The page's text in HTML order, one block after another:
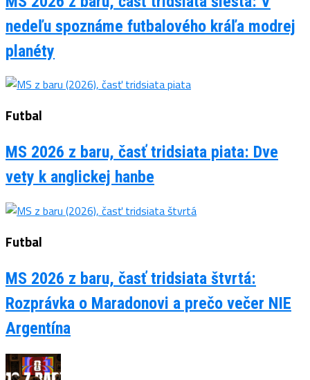
nedeľu spoznáme futbalového kráľa modrej
planéty
Futbal
MS 2026 z baru, časť tridsiata piata: Dve
vety k anglickej hanbe
Futbal
MS 2026 z baru, časť tridsiata štvrtá:
Rozprávka o Maradonovi a prečo večer NIE
Argentína